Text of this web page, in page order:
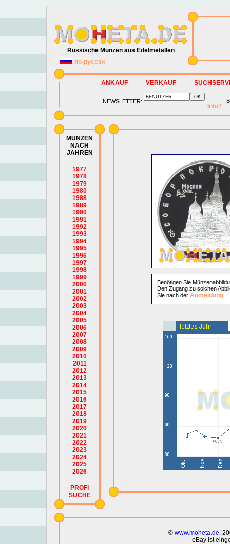
Russische Münzen aus Edelmetallen
по-русски
ANKAUF VERKAUF
NEWSLETTER:
Info?
MÜNZEN
NACH
JAHREN
1977
1978
1979
1980
1988
1989
1990
1991
1992
1993
1994
1995
1996
1997
1998
1999
2000
2001
2002
2003
2004
2005
2006
2007
2008
2009
2010
2011
2012
2013
2014
2015
2016
2017
2018
2019
2020
2021
2022
2023
2024
2025
2026
PROFI
SUCHE
Benötigen Sie
Den Zugang zu solchen
Sie nach der Anmeldung.
© www.moheta.de,
eBay ist